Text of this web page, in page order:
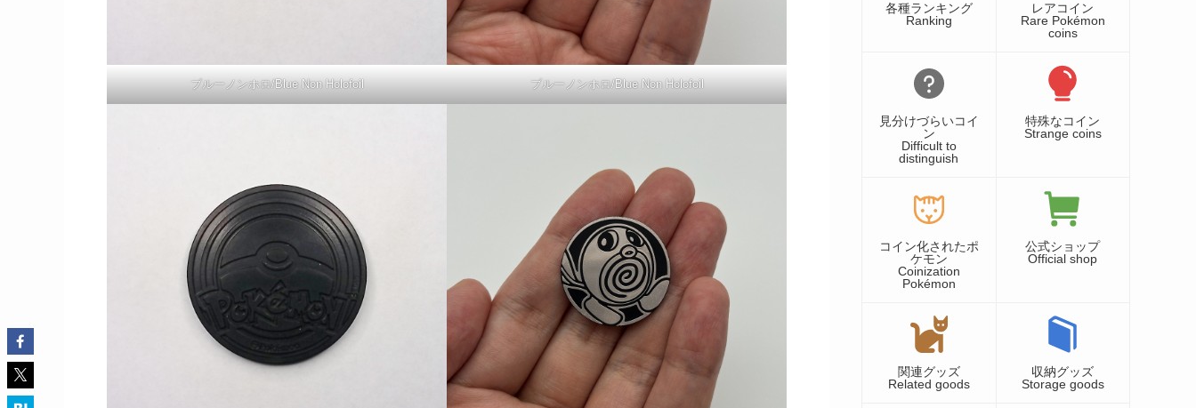
ブルーノンホロ/Blue Non Holofoil ブルーノンホロ/Blue Non Holofoil
各種ランキング
Ranking
レアコイン
Rare Pokémon
coins
見分けづらいコイ
ン
Difficult to
distinguish
特殊なコイン
Strange coins
コイン化されたポ
ケモン
Coinization
Pokémon
公式ショップ
Official shop
関連グッズ
Related goods
収納グッズ
Storage goods